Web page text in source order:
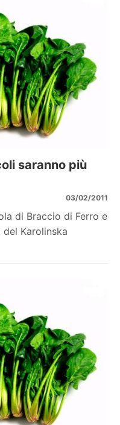
saranno più
03/02/2011
di Braccio di Ferro e
Karolinska